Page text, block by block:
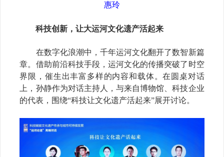
惠玲
科技创新，让大运河文化遗产活起来
在数字化浪潮中，千年运河文化翻开了数智新篇
章。 借助前沿科技手段，运河文化的传播突破了时空
界限，催生出丰富多样的内容和载体。在圆桌对话
上， 孙静作为对话主持人，与来自博物馆、科技企业
的代表，围绕“科技让文化遗产活起来”展开讨论。